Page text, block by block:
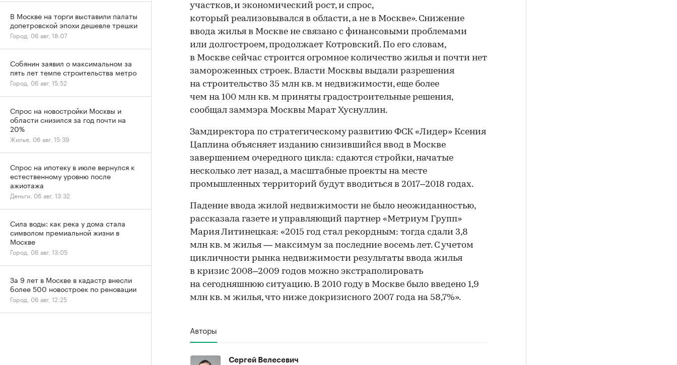
участков, и экономический рост, и спрос,
который реализовывался в области, а не в Москве». Снижение
ввода жилья в Москве не связано с финансовыми проблемами
или долгостроем, продолжает Котровский. По его словам,
в Москве сейчас строится огромное количество жилья и почти нет
замороженных строек. Власти Москвы выдали разрешения
на строительство 35 млн кв. м недвижимости, еще более
чем на 100 млн кв. м приняты градостроительные решения,
сообщал заммэра Москвы Марат Хуснуллин.
Замдиректора по стратегическому развитию ФСК «Лидер» Ксения
Цаплина объясняет изданию снизившийся ввод в Москве
завершением очередного цикла: сдаются стройки, начатые
несколько лет назад, а масштабные проекты на месте
промышленных территорий будут вводиться в 2017–2018 годах.
Падение ввода жилой недвижимости не было неожиданностью,
рассказала газете и управляющий партнер «Метриум Групп»
Мария Литинецкая: «2015 год стал рекордным: тогда сдали 3,8
млн кв. м жилья — максимум за последние восемь лет. С учетом
цикличности рынка недвижимости результаты ввода жилья
в кризис 2008–2009 годов можно экстраполировать
на сегодняшнюю ситуацию. В 2010 году в Москве было введено 1,9
млн кв. м жилья, что ниже докризисного 2007 года на 58,7%».
Авторы
Сергей Велесевич
В Москве на торги выставили палаты
допетровской эпохи дешевле трешки
Город, 06 авг, 18:07
Собянин заявил о максимальном за
пять лет темпе строительства метро
Город, 06 авг, 15:52
Спрос на новостройки Москвы и
области снизился за год почти на
20%
Жилье, 06 авг, 15:39
Спрос на ипотеку в июле вернулся к
естественному уровню после
ажиотажа
Деньги, 06 авг, 13:32
Сила воды: как река у дома стала
символом премиальной жизни в
Москве
Город, 06 авг, 13:05
За 9 лет в Москве в кадастр внесли
более 500 новостроек по реновации
Город, 06 авг, 12:25